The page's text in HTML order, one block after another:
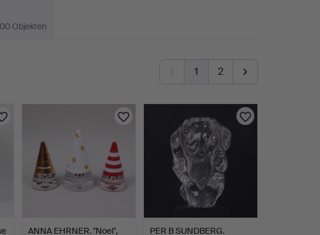
Objekten
1 2
ANNA EHRNER. "Noel",
PER B SUNDBERG.